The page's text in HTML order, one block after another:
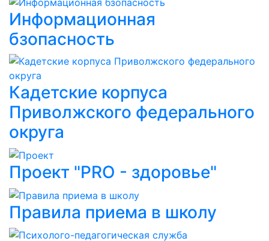
Информационная
бзопасность
Кадетские корпуса
Приволжского федерального
округа
Проект "PRO - здоровье"
Правила приема в школу